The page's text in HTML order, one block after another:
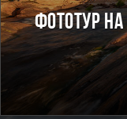
Фототур